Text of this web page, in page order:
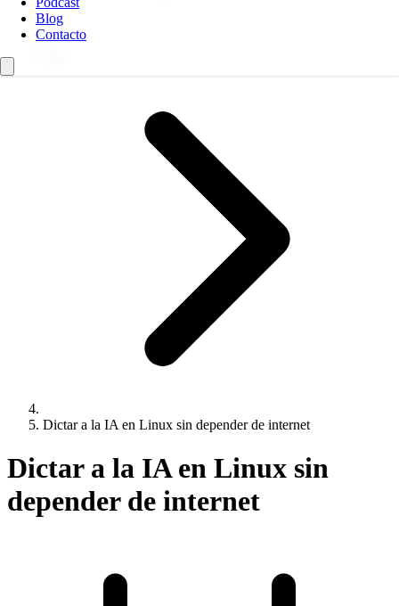
Blog
Contacto
Dictar a la IA en Linux sin depender de internet
Dictar a la IA en Linux sin
depender de internet